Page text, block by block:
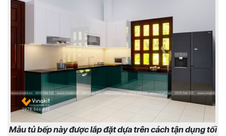
Mẫu tủ bếp này được lắp đặt dựa trên cách tận dụng tối